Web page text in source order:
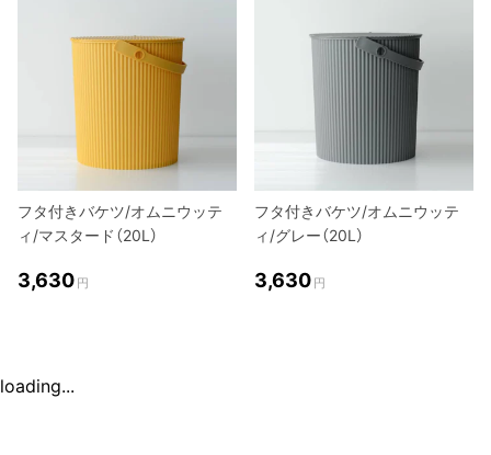
フタ付きバケツ/オムニウッテ
ィ/マスタード（20L）
3,630 円
フタ付きバケツ/オムニウッテ
ィ/グレー（20L）
3,630 円
loading...